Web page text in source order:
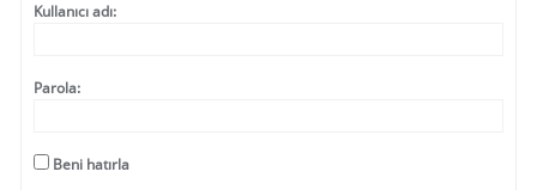
Kullanıcı adı:
Parola:
Beni hatırla